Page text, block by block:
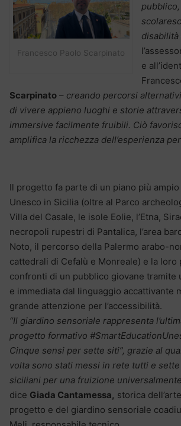
Francesco Paolo Scarpinato
disabilità
e
Scarpinato – creando percorsi
di vivere appieno luoghi e storie
immersive facilmente fruibili. Ciò
amplifica la ricchezza dell’esperienza
Il progetto fa parte di un piano più
Unesco in Sicilia (oltre al Parco
Villa del Casale, le isole Eolie, l’Etna,
necropoli rupestri di Pantalica, l’area
Noto, il percorso della Palermo arabo-
cattedrali di Cefalù e Monreale) e la loro
confronti di un pubblico giovane tramite
e immediata dal linguaggio accattivante
grande attenzione per l’accessibilità.
“Il giardino sensoriale rappresenta
progetto formativo
Cinque sensi per sette siti”, grazie al
volta sono stati messi in rete tutti e
siciliani per una fruizione
dice Giada Cantamessa, storica
progetto e del giardino sensoriale